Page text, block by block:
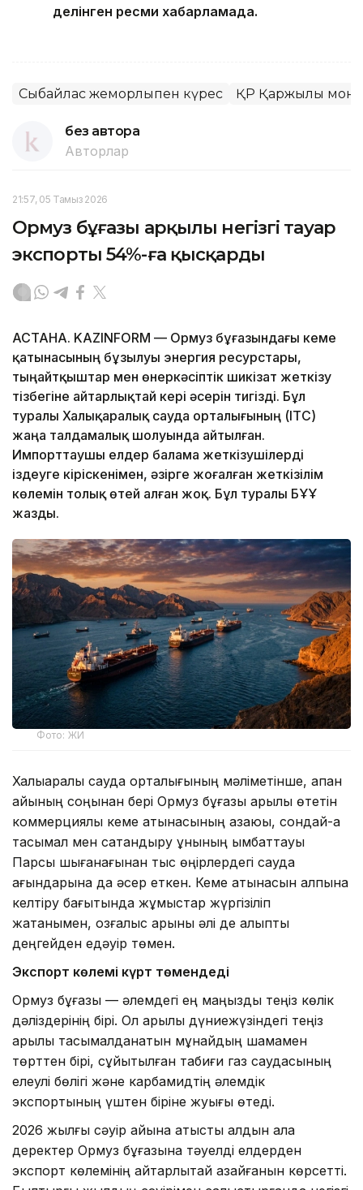
делінген ресми хабарламада.
Сыбайлас жемқорлықпен күрес ҚР Қаржылық
без автора
Авторлар
21:57, 05 Тамыз 2026
Ормуз бұғазы арқылы негізгі тауар
экспорты 54%-ға қысқарды
АСТАНА. KAZINFORM — Ормуз бұғазындағы кеме
қатынасының бұзылуы энергия ресурстары,
тыңайтқыштар мен өнеркәсіптік шикізат жеткізу
тізбегіне айтарлықтай кері әсерін тигізді. Бұл
туралы Халықаралық сауда орталығының (ITC)
жаңа талдамалық шолуында айтылған.
Импорттаушы елдер балама жеткізушілерді
іздеуге кіріскенімен, әзірге жоғалған жеткізілім
көлемін толық өтей алған жоқ. Бұл туралы БҰҰ
жазды.
Фото: ЖИ
Халықаралық сауда орталығының мәліметінше, ақпан
айының соңынан бері Ормуз бұғазы арқылы өтетін
коммерциялық кеме қатынасының азаюы, сондай-ақ
тасымал мен сақтандыру құнының қымбаттауы
Парсы шығанағынан тыс өңірлердегі сауда
ағындарына да әсер еткен. Кеме қатынасын қалпына
келтіру бағытында жұмыстар жүргізіліп
жатқанымен, қозғалыс қарқыны әлі де қалыпты
деңгейден едәуір төмен.
Экспорт көлемі күрт төмендеді
Ормуз бұғазы — әлемдегі ең маңызды теңіз көлік
дәліздерінің бірі. Ол арқылы дүниежүзіндегі теңіз
арқылы тасымалданатын мұнайдың шамамен
төрттен бірі, сұйытылған табиғи газ саудасының
елеулі бөлігі және карбамидтің әлемдік
экспортының үштен біріне жуығы өтеді.
2026 жылғы сәуір айына қатысты алдын ала
деректер Ормуз бұғазына тәуелді елдерден
экспорт көлемінің айтарлықтай азайғанын көрсетті.